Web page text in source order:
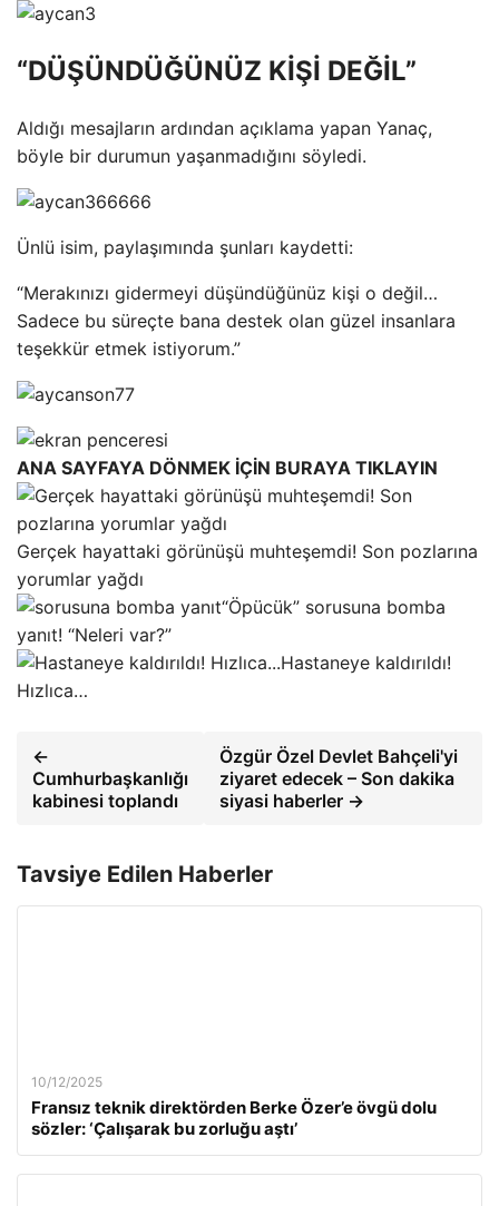
“DÜŞÜNDÜĞÜNÜZ KİŞİ DEĞİL”
Aldığı mesajların ardından açıklama yapan Yanaç,
böyle bir durumun yaşanmadığını söyledi.
Ünlü isim, paylaşımında şunları kaydetti:
“Merakınızı gidermeyi düşündüğünüz kişi o değil…
Sadece bu süreçte bana destek olan güzel insanlara
teşekkür etmek istiyorum.”
ANA SAYFAYA DÖNMEK İÇİN BURAYA TIKLAYIN
Gerçek hayattaki görünüşü muhteşemdi! Son pozlarına
yorumlar yağdı
“Öpücük” sorusuna bomba
yanıt! “Neleri var?”
Hastaneye kaldırıldı!
Hızlıca…
←
Cumhurbaşkanlığı
kabinesi toplandı
Özgür Özel Devlet Bahçeli'yi
ziyaret edecek – Son dakika
siyasi haberler →
Tavsiye Edilen Haberler
10/12/2025
Fransız teknik direktörden Berke Özer’e övgü dolu
sözler: ‘Çalışarak bu zorluğu aştı’